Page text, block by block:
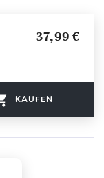
37,99 €
KAUFEN